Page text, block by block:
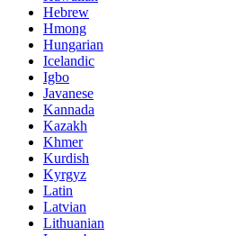
Hebrew
Hmong
Hungarian
Icelandic
Igbo
Javanese
Kannada
Kazakh
Khmer
Kurdish
Kyrgyz
Latin
Latvian
Lithuanian